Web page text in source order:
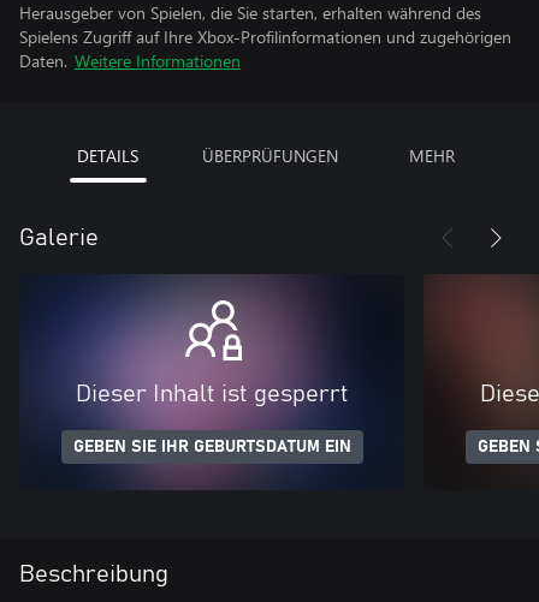
Herausgeber von Spielen, die Sie starten, erhalten während des
Spielens Zugriff auf Ihre Xbox-Profilinformationen und zugehörigen
Daten. Weitere Informationen
DETAILS ÜBERPRÜFUNGEN MEHR
Galerie
Dieser Inhalt ist gesperrt
GEBEN SIE IHR GEBURTSDATUM EIN GEBEN
Beschreibung